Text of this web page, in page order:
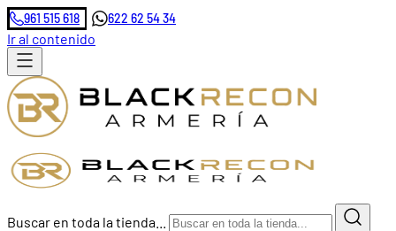
961 515 618 622 62 54 34
Ir al contenido
Buscar en toda la tienda...